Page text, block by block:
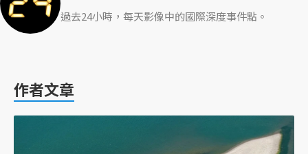
過去24小時，每天影像中的國際深度事件點。
作者文章